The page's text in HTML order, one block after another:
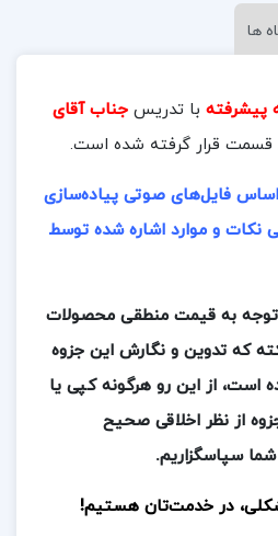
ها
پیشرفته با تدریس جناب آقای
قسمت قرار گرفته شده است.
اساس فایل‌های صوتی پیاده‌سازی
نکات و موارد اشاره شده توسط
توجه به قیمت منطقی محصولات
که تدوین و نگارش این جزوه
است، از این رو هرگونه کپی یا
از نظر اخلاقی صحیح
سپاسگزاریم.
در خدمت‌تان هستیم!